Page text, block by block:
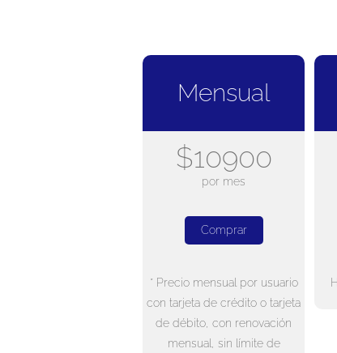
Mensual
$10900
por mes
Comprar
* Precio mensual por usuario
con tarjeta de crédito o tarjeta
de débito, con renovación
mensual, sin límite de